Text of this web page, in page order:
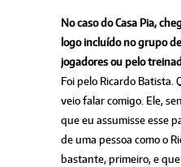
No caso do Casa Pia,
logo incluído no grupo
jogadores ou pelo
Foi pelo Ricardo Batista.
veio falar comigo. Ele,
que eu assumisse esse
de uma pessoa como o
bastante, primeiro, e